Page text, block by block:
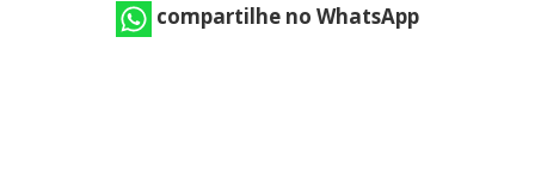
compartilhe no WhatsApp